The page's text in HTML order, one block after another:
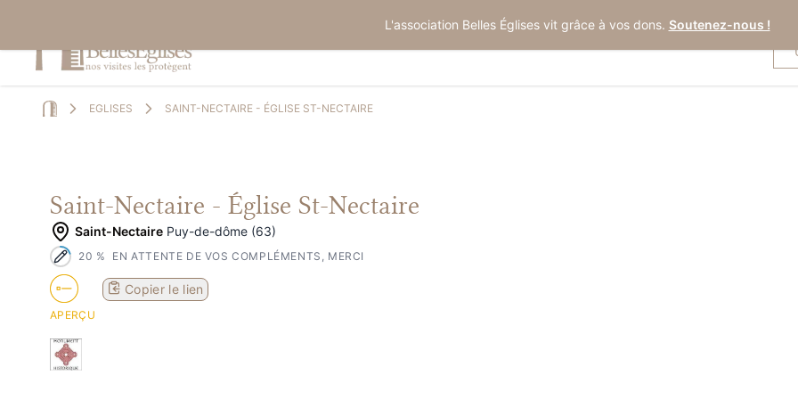
L'association Belles Églises vit grâce à vos dons. Soutenez-nous !
EGLISES SAINT-NECTAIRE - ÉGLISE ST-NECTAIRE
Saint-Nectaire - Église St-Nectaire
Saint-Nectaire Puy-de-dôme (63)
20 % EN ATTENTE DE VOS COMPLÉMENTS, MERCI
APERÇU
Copier le lien